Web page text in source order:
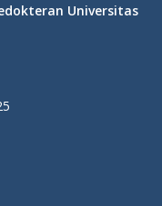
Universitas